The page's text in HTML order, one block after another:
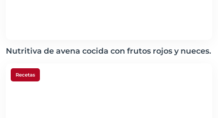
Nutritiva de avena cocida con frutos rojos y nueces.
Recetas